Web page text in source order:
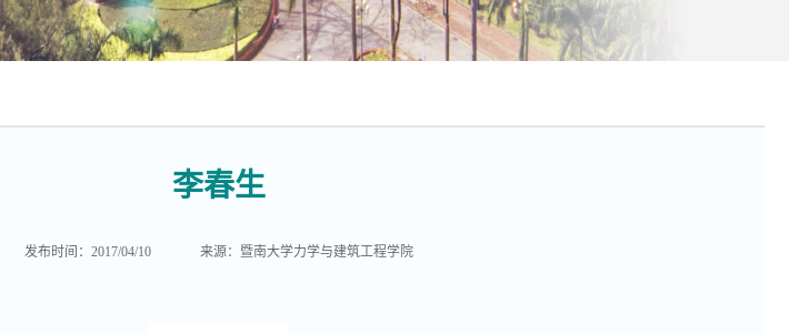
李春生
发布时间：2017/04/10 来源：暨南大学力学与建筑工程学院